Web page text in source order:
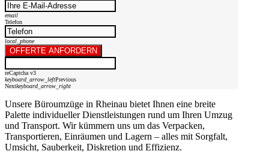
email
Telefon
local_phone
OFFERTE ANFORDERN
reCaptcha v3
keyboard_arrow_leftPrevious
Nextkeyboard_arrow_right
Unsere Büroumzüge in Rheinau bietet Ihnen eine breite
Palette individueller Dienstleistungen rund um Ihren Umzug
und Transport. Wir kümmern uns um das Verpacken,
Transportieren, Einräumen und Lagern – alles mit Sorgfalt,
Umsicht, Sauberkeit, Diskretion und Effizienz.